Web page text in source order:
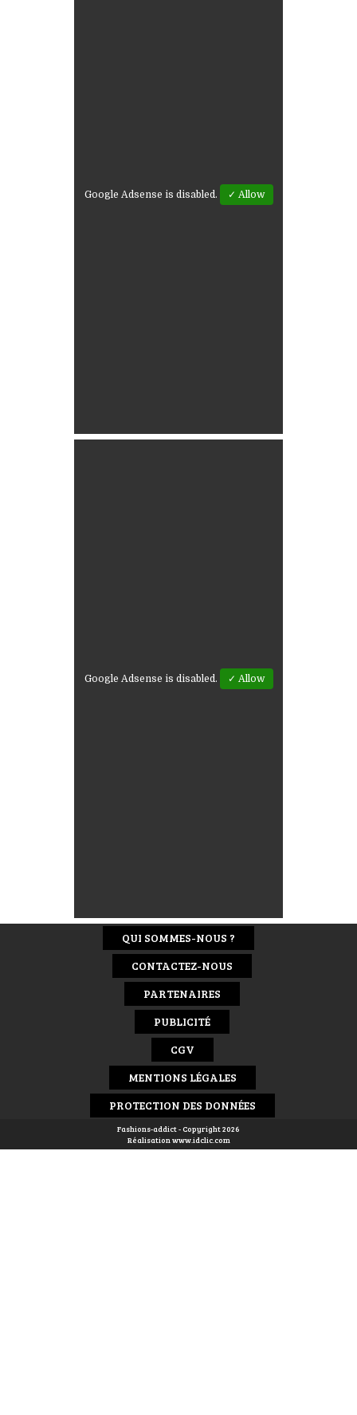
Google Adsense is disabled. ✓ Allow
Google Adsense is disabled. ✓ Allow
QUI SOMMES-NOUS ?
CONTACTEZ-NOUS
PARTENAIRES
PUBLICITÉ
CGV
MENTIONS LÉGALES
PROTECTION DES DONNÉES
Fashions-addict - Copyright 2026
Réalisationwww.idclic.com